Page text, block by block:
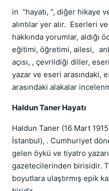
in “hayatı, “, diğer hikaye
alıntılar yer alır. Eserleri
hakkında yorumlar, aldığı
eğitimi, öğretimi, ailesi,
açısı, , çevrildiği diller,
yazar ve eseri arasındaki,
arasındaki alakalar
Haldun Taner Hayatı
Haldun Taner (16 Mart
İstanbul), . Cumhuriyet
gelen öykü ve tiyatro
gazetecilerinden birisidir.
boyutlara ulaştırmış epik